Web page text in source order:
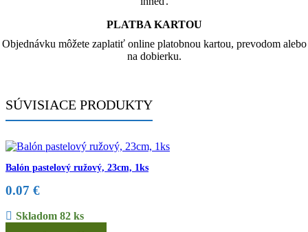
PLATBA KARTOU
Objednávku môžete zaplatiť online platobnou kartou, prevodom alebo
na dobierku.
SÚVISIACE PRODUKTY
Balón pastelový ružový, 23cm, 1ks
0.07 €
Skladom 82 ks